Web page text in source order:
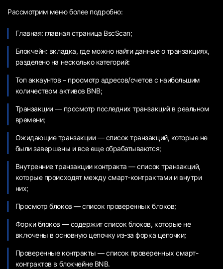
Рассмотрим меню более подробно:
Главная: главная страница BscScan;
Блокчейн: вкладка, где можно найти данные о транзакциях,
разделено на несколько категорий:
Топ аккаунтов – просмотр адресов/счетов с наибольшим
количеством активов BNB;
Транзакции — просмотр последних транзакций в реальном
времени;
Ожидающие транзакции — список транзакций, которые не
были завершены и все еще обрабатываются;
Внутренние транзакции контракта — список транзакций,
которые происходят между смарт-контрактами и внутри
них;
Просмотр блоков — список проверенных блоков;
Форки блоков — содержит список блоков, которые не
включены в основную цепочку из-за форка цепочки;
Проверенные контракты — список проверенных смарт-
контрактов в блокчейне BNB.